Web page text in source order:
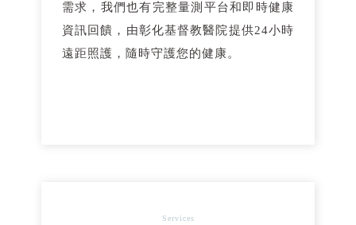
需求，我們也有完整量測平台和即時健康
資訊回饋，由彰化基督教醫院提供24小時
遠距照護，隨時守護您的健康。
Services